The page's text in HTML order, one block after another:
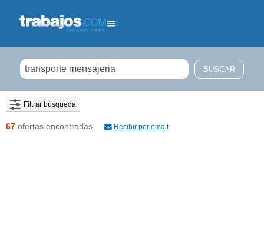
Filtrar búsqueda
67 ofertas encontradas Recibir por email